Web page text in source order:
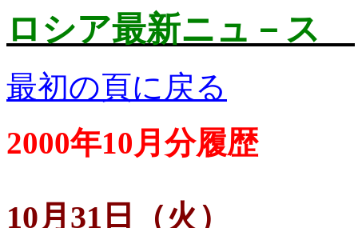
ロシア最新ニュ－ス
最初の頁に戻る
2000年10月分履歴
10月31日（火）